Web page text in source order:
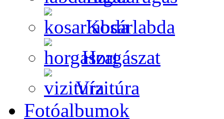
Kosárlabda
Horgászat
Vízitúra
Fotóalbumok